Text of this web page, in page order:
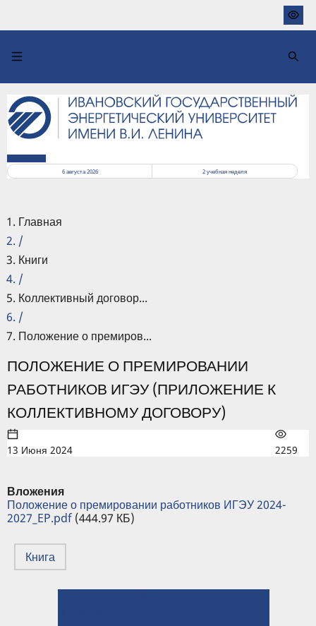
основному
6 августа 2026
2учебная неделя
Главная
/
Книги
/
Коллективный договор...
/
Положение о премиров...
ПОЛОЖЕНИЕ О ПРЕМИРОВАНИИ
РАБОТНИКОВ ИГЭУ (ПРИЛОЖЕНИЕ К
КОЛЛЕКТИВНОМУ ДОГОВОРУ)
13 Июня 2024 2259
Вложения
Положение о премировании работников ИГЭУ 2024-
2027_EP.pdf (444.97 КБ)
Книга